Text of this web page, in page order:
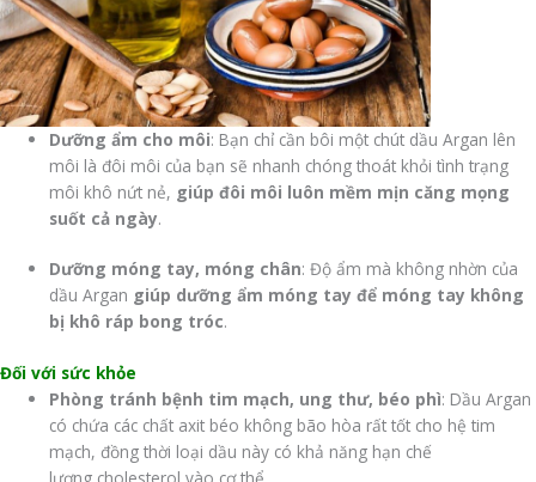
Dưỡng ẩm cho môi: Bạn chỉ cần bôi một chút dầu Argan lên
môi là đôi môi của bạn sẽ nhanh chóng thoát khỏi tình trạng
môi khô nứt nẻ, giúp đôi môi luôn mềm mịn căng mọng
suốt cả ngày.
Dưỡng móng tay, móng chân: Độ ẩm mà không nhờn của
dầu Argan giúp dưỡng ẩm móng tay để móng tay không
bị khô ráp bong tróc.
Đối với sức khỏe
Phòng tránh bệnh tim mạch, ung thư, béo phì: Dầu Argan
có chứa các chất axit béo không bão hòa rất tốt cho hệ tim
mạch, đồng thời loại dầu này có khả năng hạn chế